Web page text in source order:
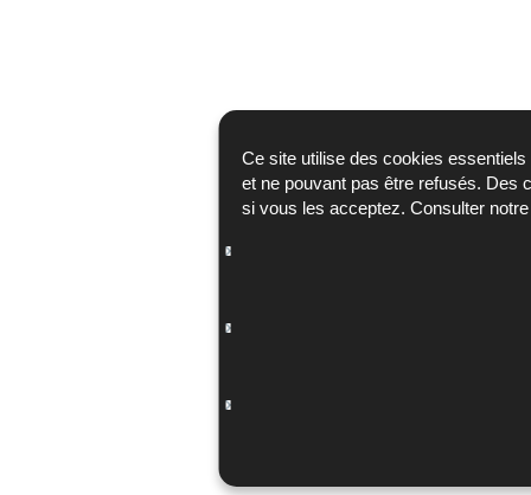
Ce site utilise des cookies
et ne pouvant pas être refusés. Des
si vous les acceptez. Consulter